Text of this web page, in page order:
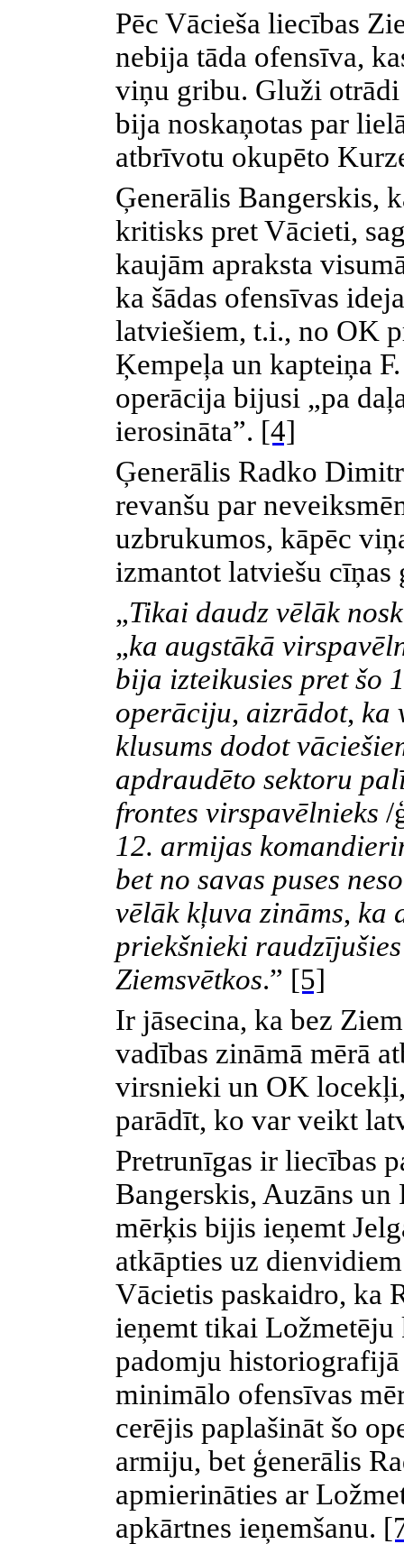
Pēc Vācieša liecības
nebija tāda ofensīva,
viņu gribu. Gluži
bija noskaņotas par
atbrīvotu okupēto
Ģenerālis Bangerskis,
kritisks pret Vācieti,
kaujām apraksta
ka šādas ofensīvas
latviešiem, t.i., no OK
Ķempeļa un kapteiņa
operācija bijusi „pa
ierosināta”. [4]
Ģenerālis Radko
revanšu par
uzbrukumos, kāpēc
izmantot latviešu cīņas
„Tikai daudz vēlāk
„ka augstākā
bija izteikusies pret šo
operāciju, aizrādot, ka
klusums dodot
apdraudēto sektoru
frontes virspavēlnieks /
12. armijas
bet no savas puses
vēlāk kļuva zināms, ka
priekšnieki
Ziemsvētkos.” [5]
Ir jāsecina, ka bez
vadības zināmā mērā
virsnieki un OK
parādīt, ko var veikt
Pretrunīgas ir liecības
Bangerskis, Auzāns
mērķis bijis ieņemt
atkāpties uz
Vācietis paskaidro, ka
ieņemt tikai
padomju
minimālo ofensīvas
cerējis paplašināt šo
armiju, bet ģenerālis
apmierināties ar
apkārtnes ieņemšanu.